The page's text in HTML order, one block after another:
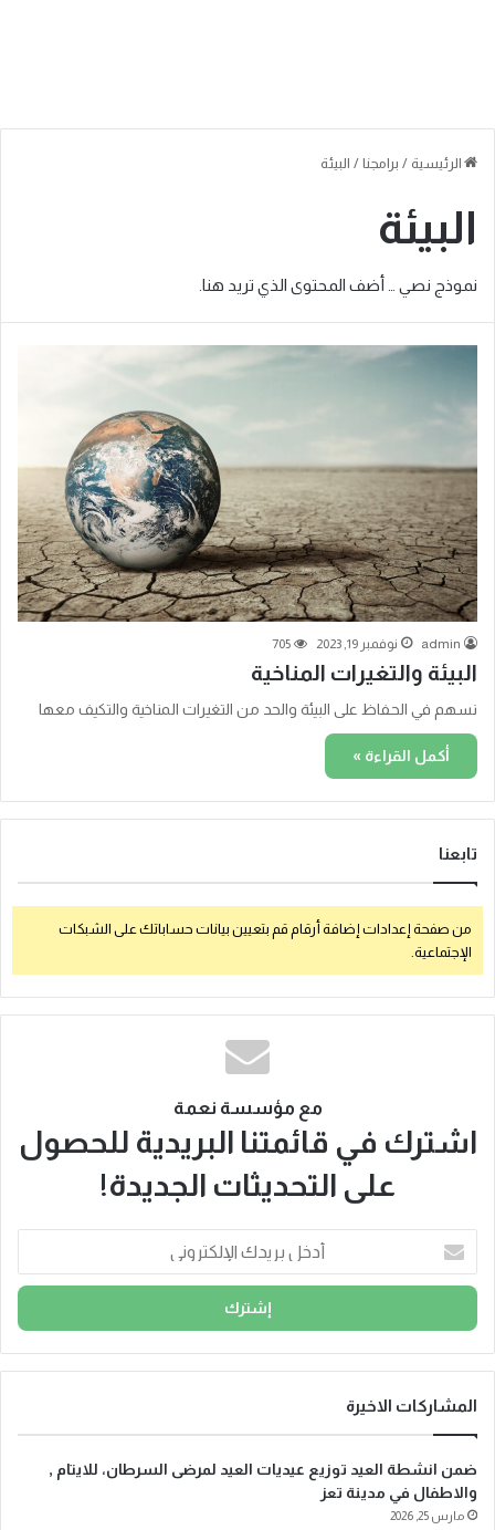
الرئيسية / برامجنا / البيئة
البيئة
نموذج نصي … أضف المحتوى الذي تريد هنا.
admin نوفمبر 19, 2023 705
البيئة والتغيرات المناخية
نسهم في الحفاظ على البيئة والحد من التغيرات المناخية والتكيف معها
أكمل القراءة »
تابعنا
من صفحة إعدادات إضافة أرقام قم بتعيين بيانات حساباتك على الشبكات
الإجتماعية.
مع مؤسسة نعمة
اشترك في قائمتنا البريدية للحصول
على التحديثات الجديدة!
خ
ب
ر
د
ل
إ
ل
المشاركات الاخيرة
ضمن انشطة العيد توزيع عيديات العيد لمرضى السرطان، للايتام ,
والاطفال في مدينة تعز
مارس 25, 2026